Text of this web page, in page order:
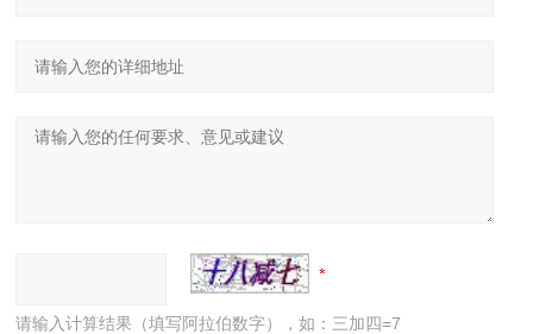
请输入计算结果（填写阿拉伯数字），如：三加四=7